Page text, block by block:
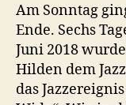
Am Sonntag
Ende. Sechs
Juni 2018
Hilden dem
das